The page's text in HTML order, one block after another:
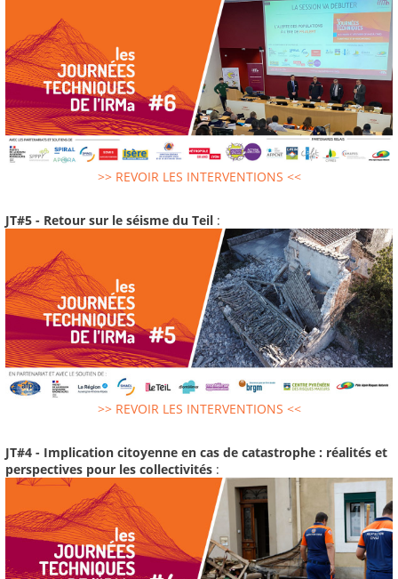
>> REVOIR LES INTERVENTIONS <<
JT#5 - Retour sur le séisme du Teil :
>> REVOIR LES INTERVENTIONS <<
JT#4 - Implication citoyenne en cas de catastrophe : réalités et
perspectives pour les collectivités :